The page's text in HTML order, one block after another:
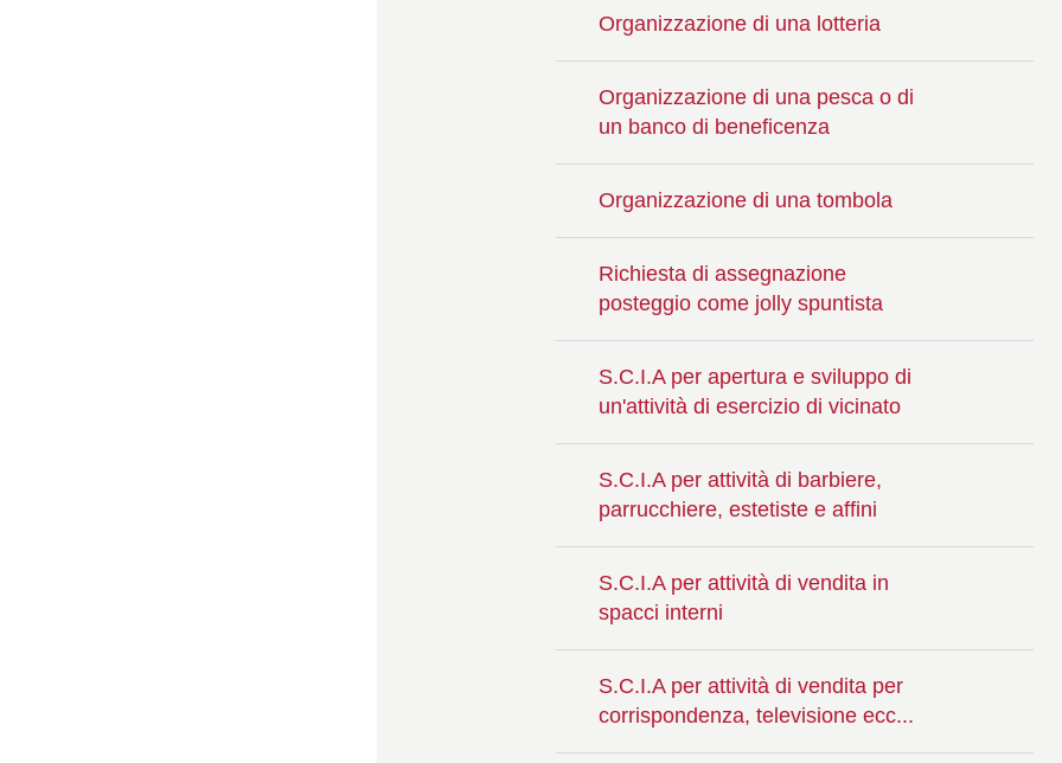
Organizzazione di una lotteria
Organizzazione di una pesca o di
un banco di beneficenza
Organizzazione di una tombola
Richiesta di assegnazione
posteggio come jolly spuntista
S.C.I.A per apertura e sviluppo di
un'attività di esercizio di vicinato
S.C.I.A per attività di barbiere,
parrucchiere, estetiste e affini
S.C.I.A per attività di vendita in
spacci interni
S.C.I.A per attività di vendita per
corrispondenza, televisione ecc...